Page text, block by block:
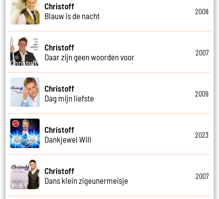
Christoff
Blauw is de nacht
2008
Christoff
Daar zijn geen woorden voor
2007
Christoff
Dag mijn liefste
2009
Christoff
Dankjewel Will
2023
Christoff
Dans klein zigeunermeisje
2007